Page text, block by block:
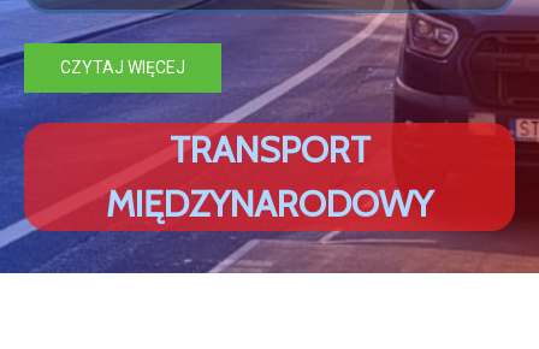
CZYTAJ WIĘCEJ
TRANSPORT
MIĘDZYNARODOWY